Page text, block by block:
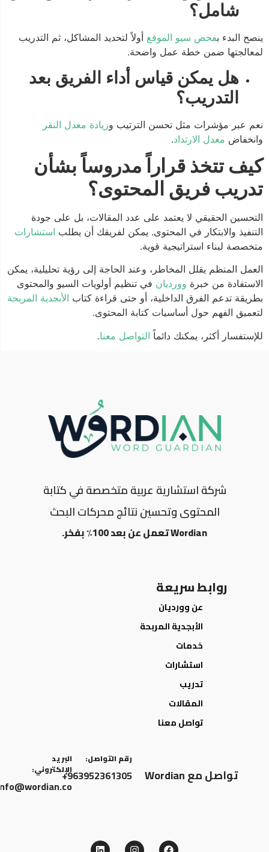
شامل؟
ينصح البدء ب فحص سيو الموقعأولاً لتحديد المشاكل، ثم التدريب
لمعالجتها ضمن خطة عمل واضحة.
هل يمكن قياس أداء الفريق بعد
التدريب؟
نعم عبر مؤشرات مثل تحسن الترتيب وزيادة معدل النقر
وانخفاض معدل الارتداد.
كيف تتخذ قراراً مدروساً بشأن
تدريب فريق المحتوى؟
التحسين الحقيقي لا يعتمد على عدد المقالات، بل على جودة
التنفيذ والابتكار في المحتوى. يمكن لفريقك أن يطلب استشارات
متخصصة لبناء استراتيجية قوية.
العمل المنظم يقلل المخاطر، وعند الحاجة إلى رؤية تحليلية، يمكن
الاستفادة من خبرة وورديانفي تنظيم أولويات السيو والمحتوى
بطريقة تدعم الفرق الداخلية، أو حتى قراءة كتاب الأبجدية المربحة
لتعميق الفهم حول أساسيات كتابة المحتوى.
للإستفسار أكثر، يمكنك دائماً التواصل معنا.
شركة استشارية عربية متخصصة في كتابة
المحتوى وتحسين نتائج محركات البحث
Wordian تعمل عن بعد 100٪ بفخر.
روابط سريعة
عن وورديان
الأبجدية المربحة
خدمات
استشارات
تدريب
المقالات
تواصل معنا
تواصل مع Wordian
رقم التواصل:
963952361305+
البريد
الإلكتروني:
info@wordian.co